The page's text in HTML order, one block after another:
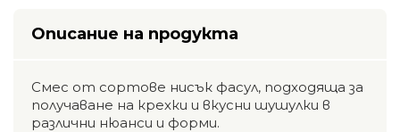
Описание на продукта
Смес от сортове нисък фасул, подходяща за
получаване на крехки и вкусни шушулки в
различни нюанси и форми.